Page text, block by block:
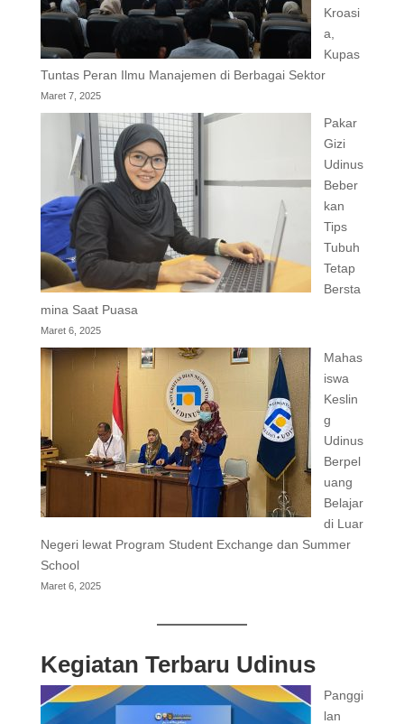
Kroasi
a,
Kupas
Tuntas Peran Ilmu Manajemen di Berbagai Sektor
Maret 7, 2025
Pakar
Gizi
Udinus
Beber
kan
Tips
Tubuh
Tetap
Bersta
mina Saat Puasa
Maret 6, 2025
Mahas
iswa
Keslin
g
Udinus
Berpel
uang
Belajar
di Luar
Negeri lewat Program Student Exchange dan Summer
School
Maret 6, 2025
Kegiatan Terbaru Udinus
Panggi
lan